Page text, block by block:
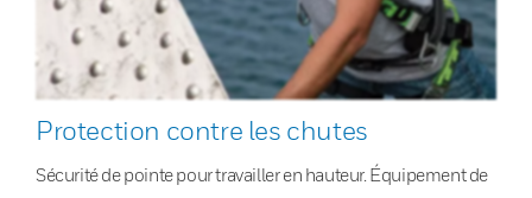
Protection contre les chutes
Sécurité de pointe pour travailler en hauteur. Équipement de